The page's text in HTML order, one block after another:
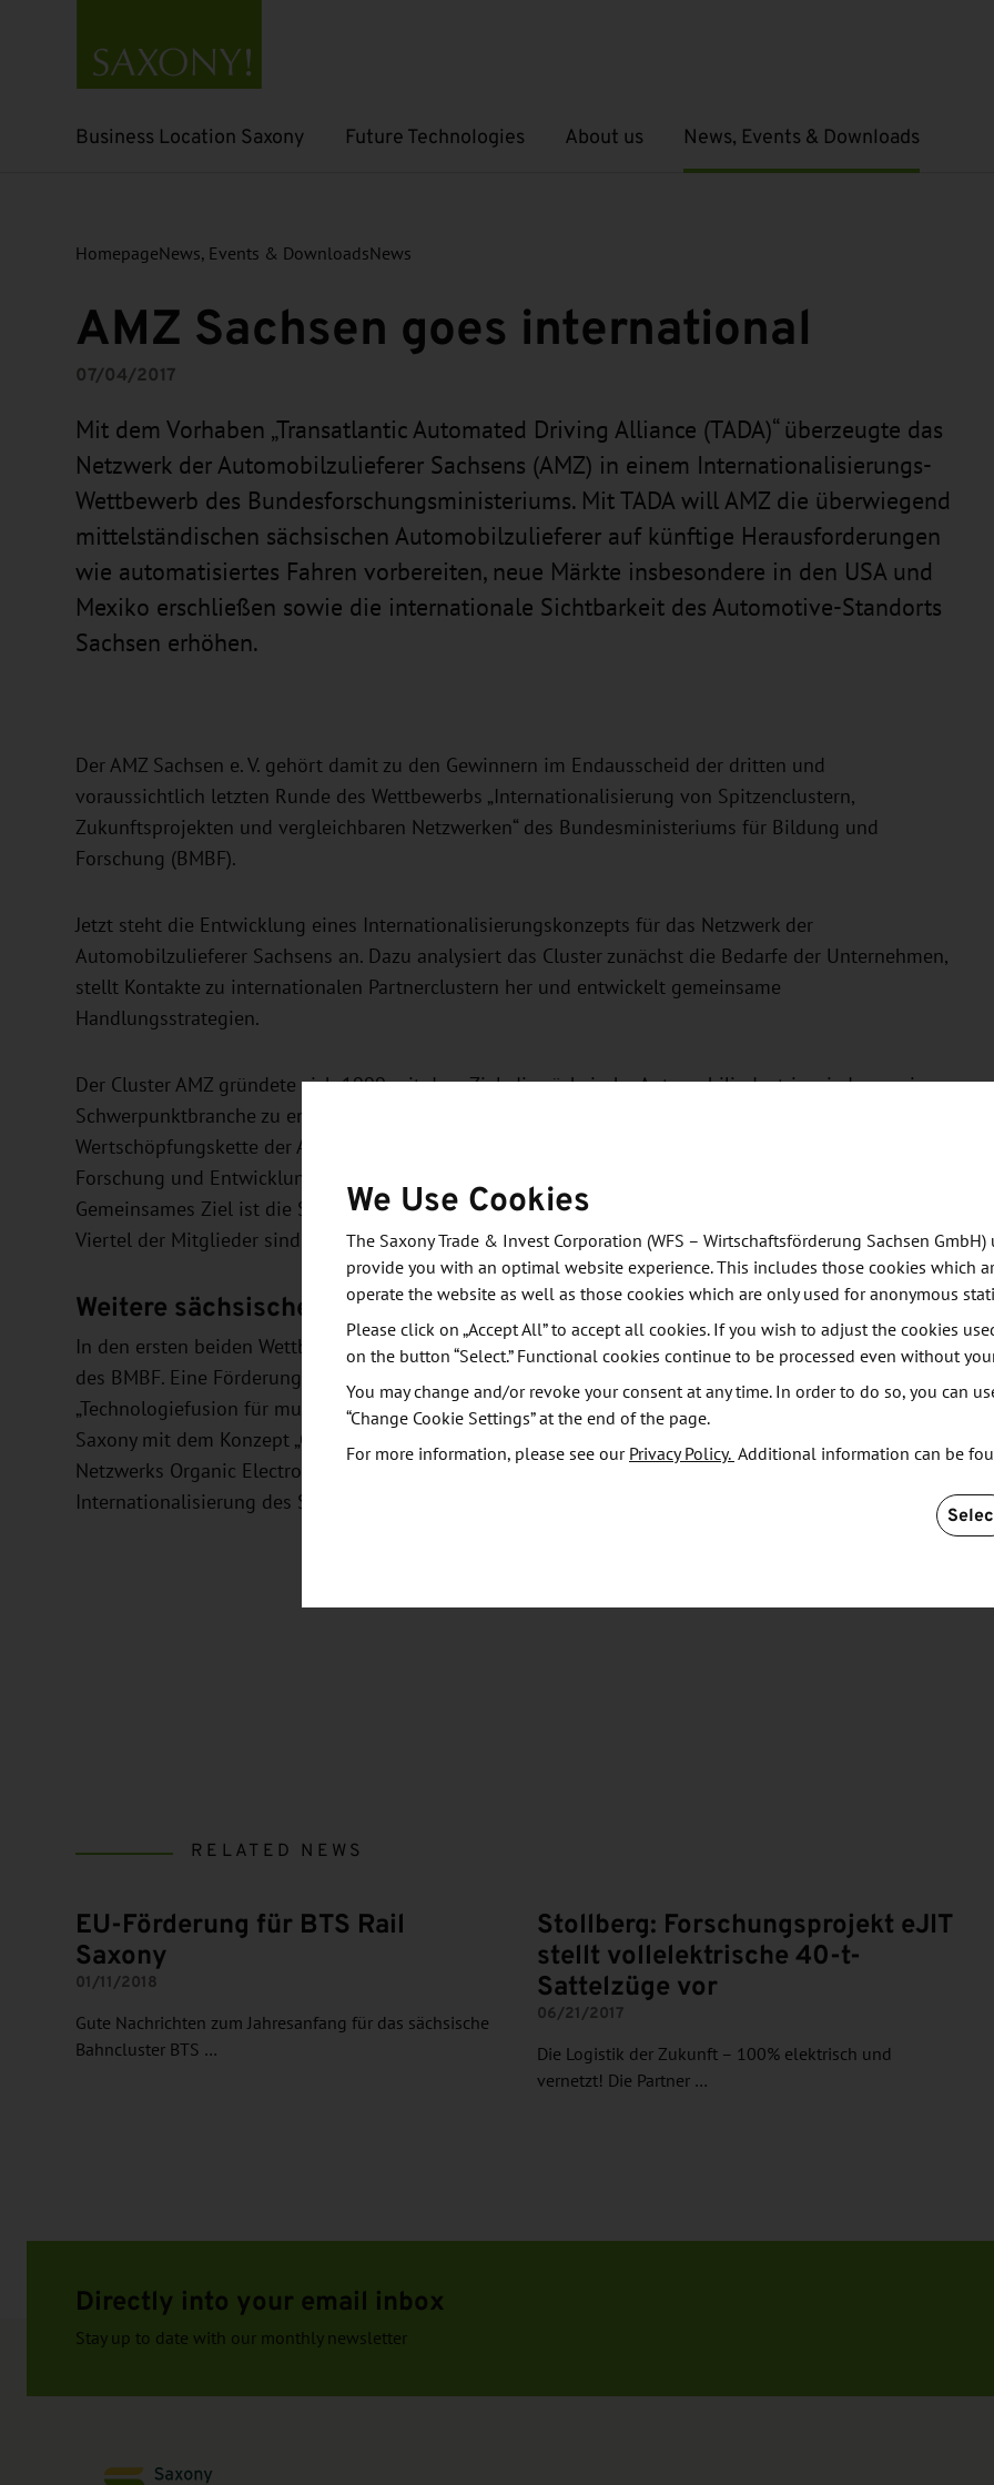
Business Location Saxony
Open submenu Future Technologies
Open submenu About us
Open submenu News, Events & Downloads
Open submenu
HomepageNews, Events & DownloadsNews
AMZ Sachsen goes international
07/04/2017
Mit dem Vorhaben „Transatlantic Automated Driving Alliance (TADA)“ überzeugte das
Netzwerk der Automobilzulieferer Sachsens (AMZ) in einem Internationalisierungs-
Wettbewerb des Bundesforschungsministeriums. Mit TADA will AMZ die überwiegend
mittelständischen sächsischen Automobilzulieferer auf künftige Herausforderungen
wie automatisiertes Fahren vorbereiten, neue Märkte insbesondere in den USA und
Mexiko erschließen sowie die internationale Sichtbarkeit des Automotive-Standorts
Sachsen erhöhen.
Der AMZ Sachsen e. V. gehört damit zu den Gewinnern im Endausscheid der dritten und
voraussichtlich letzten Runde des Wettbewerbs „Internationalisierung von Spitzenclustern,
Zukunftsprojekten und vergleichbaren Netzwerken“ des Bundesministeriums für Bildung und
Forschung (BMBF).
Jetzt steht die Entwicklung eines Internationalisierungskonzepts für das Netzwerk der
Automobilzulieferer Sachsens an. Dazu analysiert das Cluster zunächst die Bedarfe der Unternehmen,
stellt Kontakte zu internationalen Partnerclustern her und entwickelt gemeinsame
Handlungsstrategien.
Der Cluster AMZ gründete sich 1999 mit dem Ziel, die sächsische Automobilindustrie wieder zu einer
Schwerpunktbranche zu entwickeln. Im Cluster kooperieren Akteure der gesamten
Wertschöpfungskette der Automobilindustrie. Die rund 100 Mitglieder kommen aus den Bereichen
Forschung und Entwicklung, Automobilzulieferer, Maschinenbau und Industrie-Dienstleister.
Gemeinsames Ziel ist die Stärkung Sachsens als Partner für die globale Automobilindustrie. Drei
Viertel der Mitglieder sind kleine und mittlere Unternehmen (KMU).
Weitere sächsische Cluster gefördert
In den ersten beiden Wettbewerbsrunden überzeugten bereits drei andere sächsische Cluster die Jury
des BMBF. Eine Förderung für Internationalisierung erhielten bislang die Cluster MERGE zur
„Technologiefusion für multifunktionale Leichtbaustrukturen“, das Netzwerk Organic Electronics
Saxony mit dem Konzept „Organische Elektronik: Kommerzialisierung durch Internationalisierung des
Netzwerks Organic Electronics Saxony“ und der Cool Silicon e. V. mit dem Projekt „iCool -
Internationalisierung des Spitzenclusters Cool Silicon“.
RELATED NEWS
EU-Förderung für BTS Rail
Saxony
01/11/2018
Gute Nachrichten zum Jahresanfang für das sächsische
Bahncluster BTS …
Stollberg: Forschungsprojekt eJIT
stellt vollelektrische 40-t-
Sattelzüge vor
06/21/2017
Die Logistik der Zukunft – 100% elektrisch und
vernetzt! Die Partner …
Directly into your email inbox
Stay up to date with our monthly newsletter
We Use Cookies
The Saxony Trade & Invest Corporation (WFS – Wirtschaftsförderung Sachsen GmbH)
provide you with an optimal website experience. This includes those cookies which
operate the website as well as those cookies which are only used for anonymous
Please click on „Accept All” to accept all cookies. If you wish to adjust the cookies
on the button “Select.” Functional cookies continue to be processed even without
You may change and/or revoke your consent at any time. In order to do so, you can
“Change Cookie Settings” at the end of the page.
For more information, please see our Privacy Policy. Additional information can be